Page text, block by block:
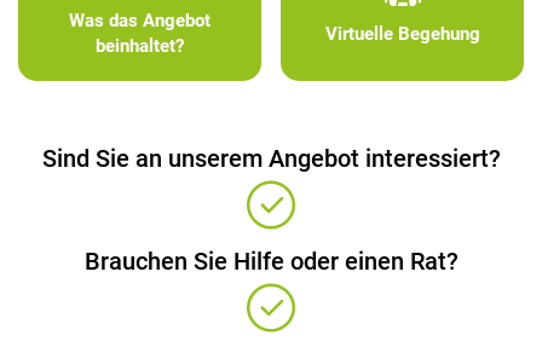
Was das Angebot
beinhaltet?
Virtuelle Begehung
Sind Sie an unserem Angebot interessiert?
Brauchen Sie Hilfe oder einen Rat?